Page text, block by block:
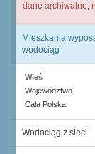
dane archiwalne,
Mieszkania
wodociąg
Wieś
Województwo
Cała Polska
Wodociąg z sieci